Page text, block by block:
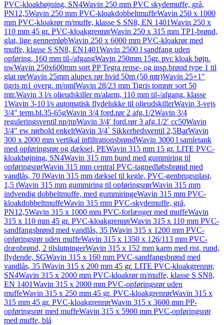
PVC-kloakbøjning, SN4Wavin 250 mm PVC skydemuffe, grå,
PN12,5Wavin 250 mm PVC-kloakdobbeltmuffeWavin 250 x 1000
mm PVC-kloakrør m/muffe, klasse S SN8, EN 1401Wavin 250 x
110 mm 45 gr. PVC-kloakgrenrørWavin 250 x 315 mm TP1-brønd,
glat, lige gennemløbWavin 250 x 6000 mm PVC-kloakrør med
muffe, klasse S SN8, EN1401Wavin 2500 l sandfang uden
opføring, 160 mm til-/afgangWavin 250mm 15gr. pvc kloak bøjn.
nwWavin 250x600mm sort PP Tegra rense- og insp.brønd type 1 til
glat rørWavin 25mm alupex rør hvid 50m (50 mtr)Wavin 25×1"
tigris m1 overg. m/omlWavin 28/23 mm Tigris tomrør sort 50
mtr.Wavin 3 l/s olieudskiller m/alarm, 110 mm til-/afgang, klasse
1Wavin 3-10 l/s automatisk flydelukke til olieudskillerWavin 3-vejs
3/4" term.bl.35-65gWavin 3/4 ford.rør 2 afg.1/2Wavin 3/4
reguleringsventil np/npWavin 3/4′ ford.rør 3 afg.1/2′ cc50Wavin
3/4" ew rørhold enkeltWavin 3/4` Sikkerhedsventil 2,5BarWavin
300 x 2000 mm vertikal infiltrationsbrøndWavin 3000 l samletank
med opføringsrør og dæksel, PEWavin 315 mm 15 gr. LITE PVC-
kloakbøjning, SN4Wavin 315 mm bund med gummiring til
opføringsrørWavin 315 mm central PVC-tagnedløbsbrønd med
vandlås, 70 lWavin 315 mm dæksel til kegle, PVC-genbrugsplast,
1,5 tWavin 315 mm gummiring til opføringsrørWavin 315 mm
indvendig dobbeltmuffe, med gummiringeWavin 315 mm PVC-
kloakdobbeltmuffeWavin 315 mm PVC-skydemuffe, grå,
PN12,5Wavin 315 x 1000 mm PVC-forlænger med muffeWavin
315 x 110 mm 45 gr. PVC-kloakgrenrørWavin 315 x 110 mm PVC-
sandfangsbrønd med vandlås, 35 lWavin 315 x 1200 mm PVC-
opføringsrør uden muffeWavin 315 x 1350 x 126/113 mm PVC-
drænbrønd, 2 tilslutningerWavin 315 x 152 mm karm med rist, rund,
flydende, SGWavin 315 x 160 mm PVC-sandfangsbrønd med
vandlås, 35 lWavin 315 x 200 mm 45 gr. LITE PVC-kloakgrenrør,
SN4Wavin 315 x 2000 mm PVC-kloakrør m/muffe, klasse S SN8,
EN 1401Wavin 315 x 2000 mm PVC-opføringsrør uden
muffeWavin 315 x 250 mm 45 gr. PVC-kloakgrenrørWavin 315 x
315 mm 45 gr. PVC-kloakgrenrørWavin 315 x 3600 mm PP-
opføringsrør med muffeWavin 315 x 5900 mm PVC-opføringsrør
med muffe, blå